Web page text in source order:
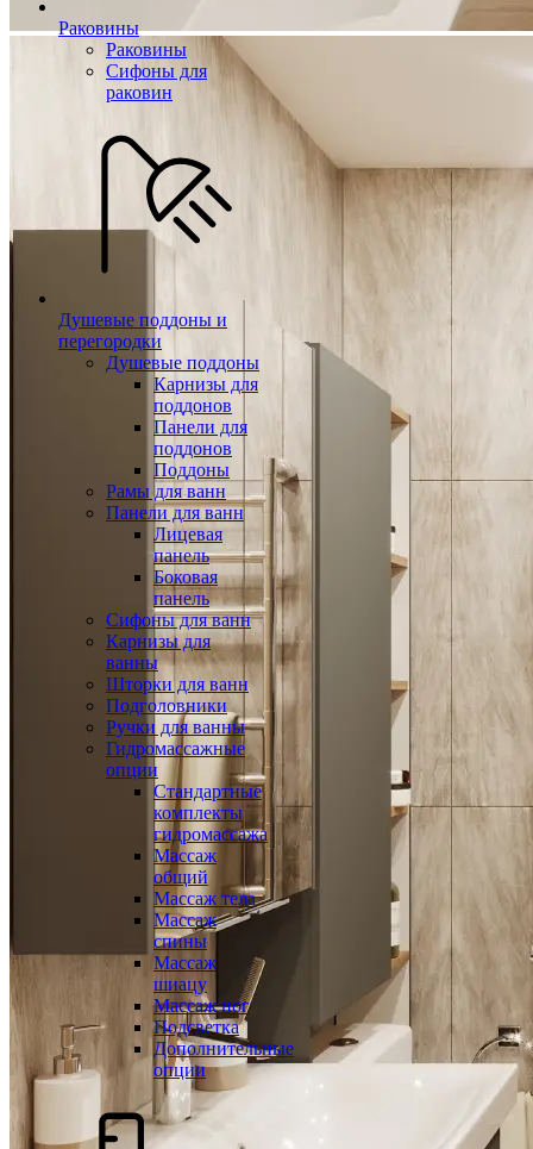
Раковины
Раковины
Сифоны для
раковин
Душевые поддоны и
перегородки
Душевые поддоны
Карнизы для
поддонов
Панели для
поддонов
Поддоны
Рамы для ванн
Панели для ванн
Лицевая
панель
Боковая
панель
Сифоны для ванн
Карнизы для
ванны
Шторки для ванн
Подголовники
Ручки для ванны
Гидромассажные
опции
Стандартные
комплекты
гидромассажа
Массаж
общий
Массаж тела
Массаж
спины
Массаж
шиацу
Массаж ног
Подсветка
Дополнительные
опции